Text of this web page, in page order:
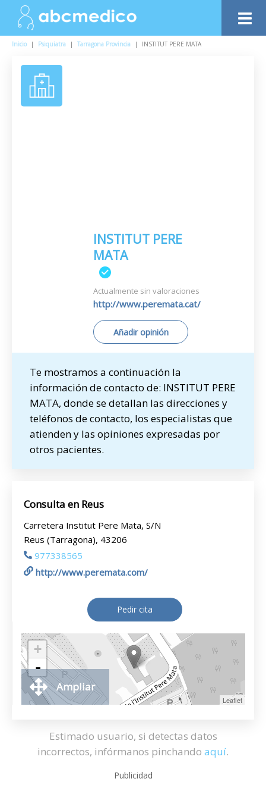
Inicio | Psiquiatra | Tarragona Provincia | INSTITUT PERE MATA
INSTITUT PERE
MATA
Actualmente sin valoraciones
http://www.peremata.cat/
Añadir opinión
Te mostramos a continuación la
información de contacto de: INSTITUT PERE
MATA, donde se detallan las direcciones y
teléfonos de contacto, los especialistas que
atienden y las opiniones expresadas por
otros pacientes.
Consulta en Reus
Carretera Institut Pere Mata, S/N
Reus (Tarragona), 43206
977338565
http://www.peremata.com/
Pedir cita
+
-
Leaflet
Ampliar
Estimado usuario, si detectas datos
incorrectos, infórmanos pinchando aquí.
Publicidad